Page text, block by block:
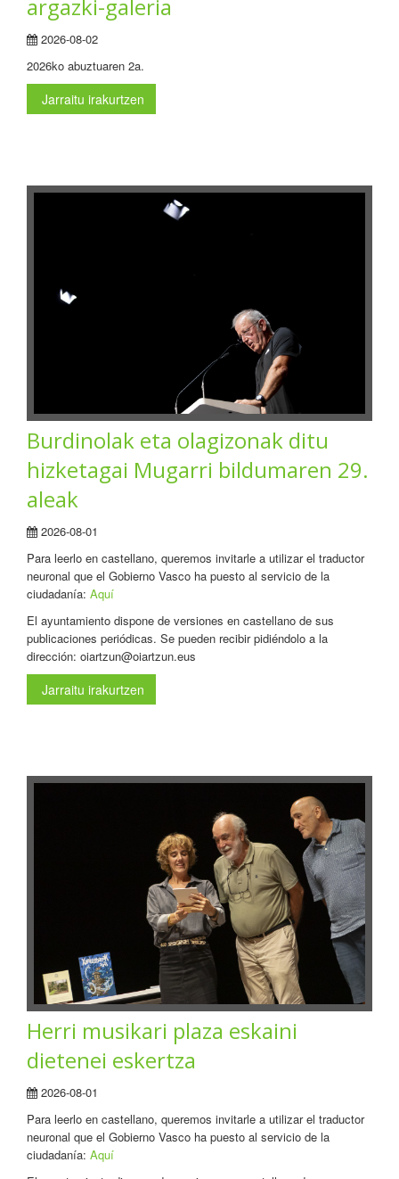
argazki-galeria
2026-08-02
2026ko abuztuaren 2a.
Jarraitu irakurtzen
Burdinolak eta olagizonak ditu
hizketagai Mugarri bildumaren 29.
aleak
2026-08-01
Para leerlo en castellano, queremos invitarle a utilizar el traductor
neuronal que el Gobierno Vasco ha puesto al servicio de la
ciudadanía: Aquí
El ayuntamiento dispone de versiones en castellano de sus
publicaciones periódicas. Se pueden recibir pidiéndolo a la
dirección: oiartzun@oiartzun.eus
Jarraitu irakurtzen
Herri musikari plaza eskaini
dietenei eskertza
2026-08-01
Para leerlo en castellano, queremos invitarle a utilizar el traductor
neuronal que el Gobierno Vasco ha puesto al servicio de la
ciudadanía: Aquí